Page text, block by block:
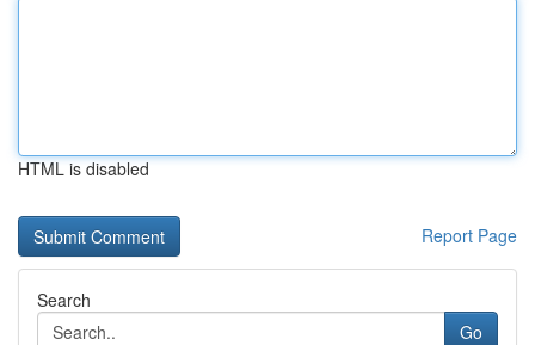
HTML is disabled
Report Page
Search
Go